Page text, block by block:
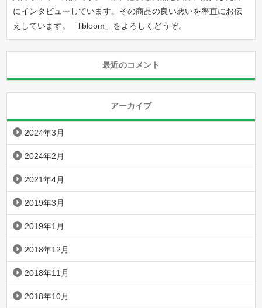
にインタビューしています。その商品の良い悪いを率直にお伝
えしています。「libloom 」をよろしくどうぞ。
最近のコメント
アーカイブ
2024年3月
2024年2月
2021年4月
2019年3月
2019年1月
2018年12月
2018年11月
2018年10月